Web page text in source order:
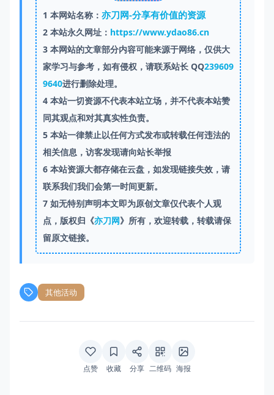
1 本网站名称： 亦刀网-分享有价值的资源
2本站永久网址： https://www.ydao86.cn
3本网站的文章部分内容可能来源于网络，仅供大
家学习与参考，如有侵权，请联系站长 QQ239609
9640进行删除处理。
4本站一切资源不代表本站立场，并不代表本站赞
同其观点和对其真实性负责。
5本站一律禁止以任何方式发布或转载任何违法的
相关信息，访客发现请向站长举报
6本站资源大都存储在云盘，如发现链接失效，请
联系我们我们会第一时间更新。
7如无特别声明本文即为原创文章仅代表个人观
点，版权归《亦刀网》所有，欢迎转载，转载请保
留原文链接。
其他活动
点赞 收藏 分享 二维码 海报